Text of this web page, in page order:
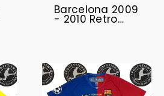
Barcelona 2009
- 2010 Retro